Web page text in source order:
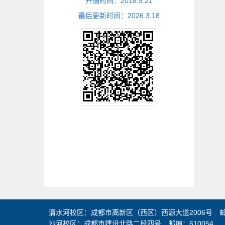
最后更新时间： 2026 3 18
清水河校区：成都市高新区（西区）西源大道2006号